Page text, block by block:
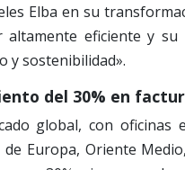
Elba en su
eficiente y su
y sostenibilidad».
del 30% en
global, con oficinas
Europa, Oriente